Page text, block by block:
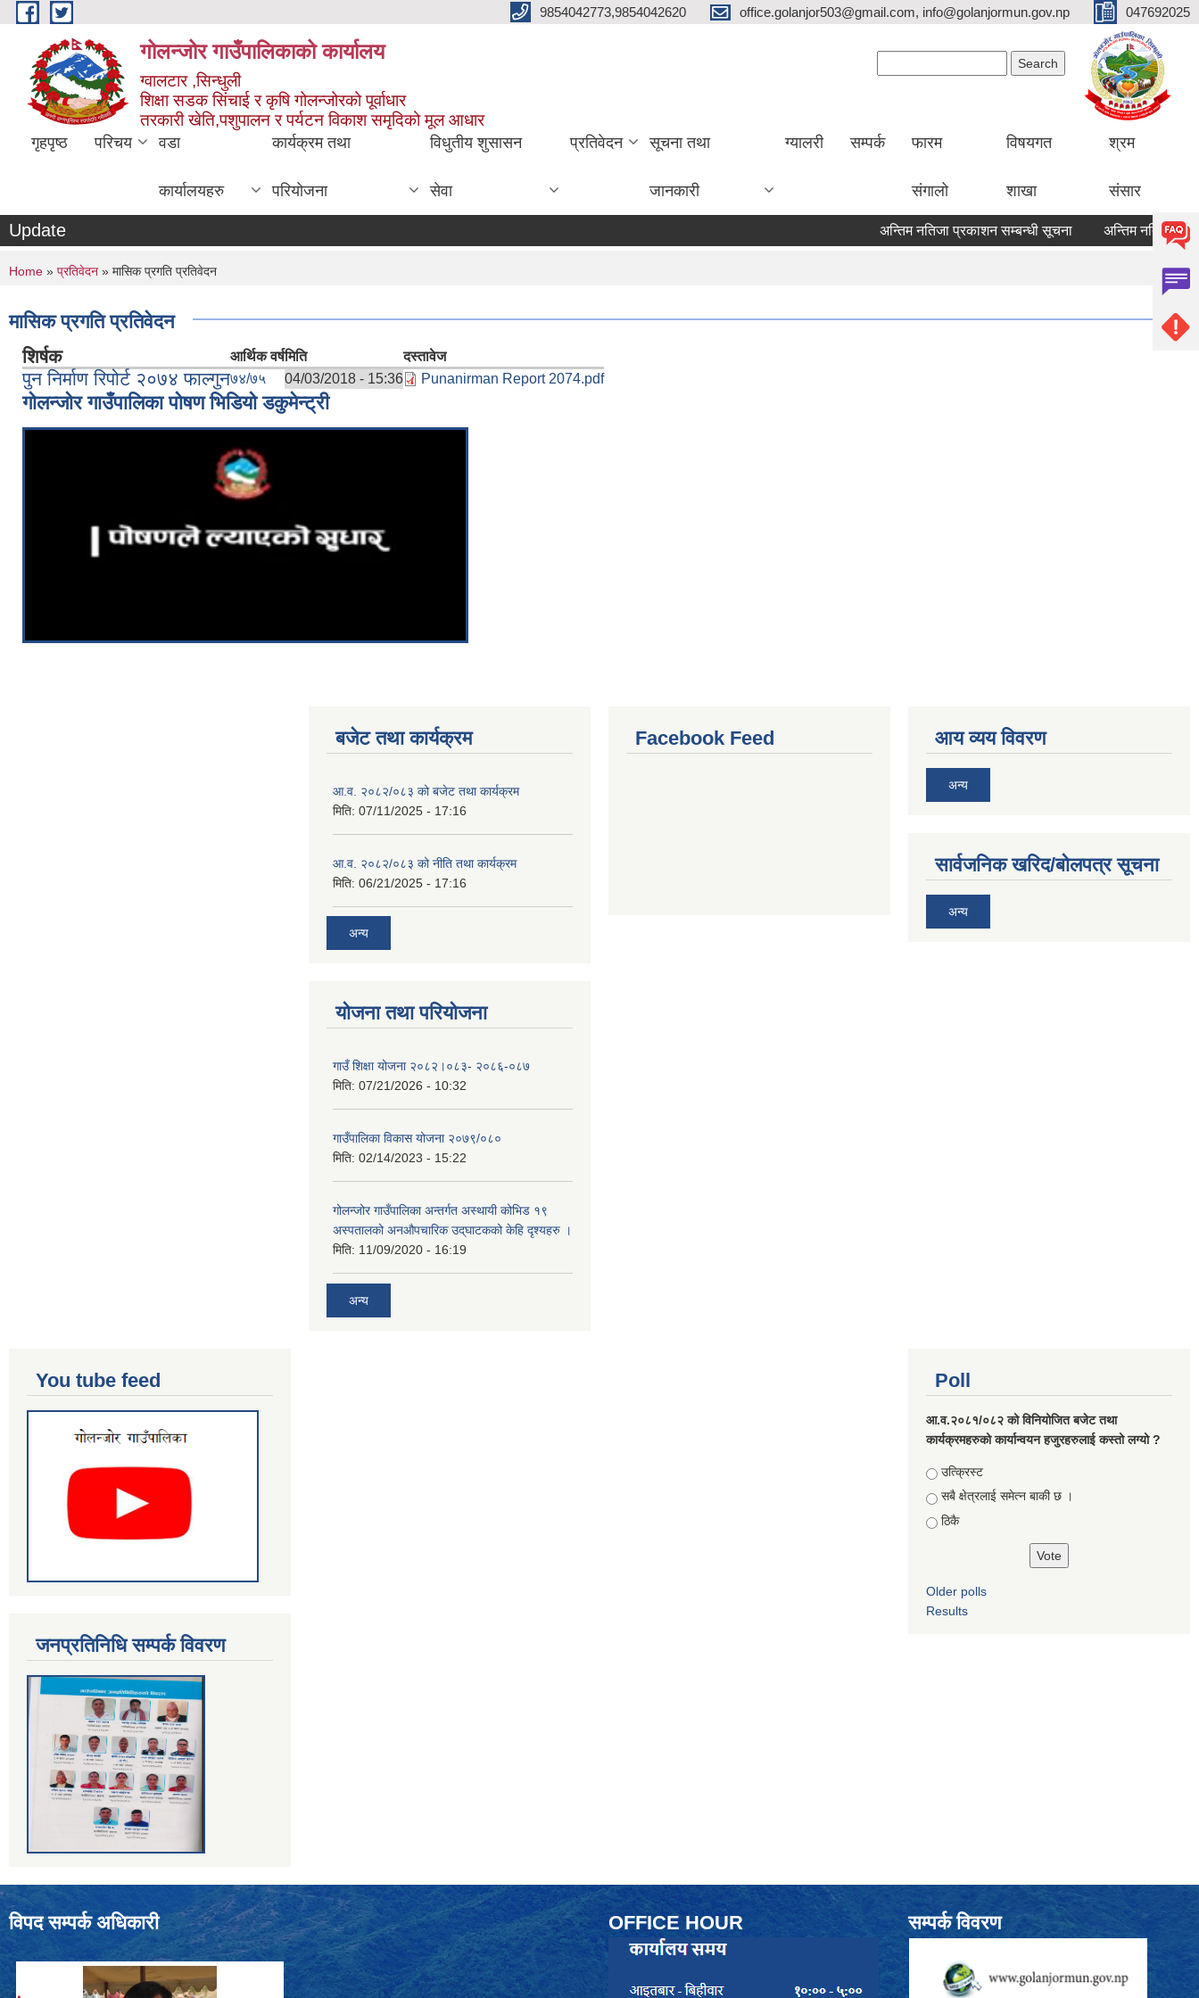
Skip to main content 9854042773,9854042620 office.golanjor503@gmail.com, info@golanjormun.gov.np 047692025
गोलन्जोर गाउँपालिकाको कार्यालय
ग्वालटार ,सिन्धुली
शिक्षा सडक सिंचाई र कृषि गोलन्जोरको पूर्वाधार
तरकारी खेति,पशुपालन र पर्यटन विकाश समृदिको मूल आधार
गृहपृष्ठ परिचय वडा
कार्यालयहरु
कार्यक्रम तथा
परियोजना
विधुतीय शुसासन
सेवा
प्रतिवेदन सूचना तथा
जानकारी
ग्यालरी सम्पर्क फारम
संगालो
विषयगत
शाखा
श्रम
संसार
Update अन्तिम नतिजा प्रकाशन सम्बन्धी सूचना अन्तिम नतिजा
You are here
Home » प्रतिवेदन » मासिक प्रगति प्रतिवेदन
मासिक प्रगति प्रतिवेदन
शिर्षक आर्थिक वर्षमिति दस्तावेज
पुन निर्माण रिपोर्ट २०७४ फाल्गुन७४/७५ 04/03/2018 - 15:36 Punanirman Report 2074.pdf
गोलन्जोर गाउँपालिका पोषण भिडियो डकुमेन्ट्री
बजेट तथा कार्यक्रम
आ.व. २०८२/०८३ को बजेट तथा कार्यक्रम
मिति: 07/11/2025 - 17:16
आ.व. २०८२/०८३ को नीति तथा कार्यक्रम
मिति: 06/21/2025 - 17:16
अन्य
योजना तथा परियोजना
गाउँ शिक्षा योजना २०८२।०८३- २०८६-०८७
मिति: 07/21/2026 - 10:32
गाउँपालिका विकास योजना २०७९/०८०
मिति: 02/14/2023 - 15:22
गोलन्जोर गाउँपालिका अन्तर्गत अस्थायी कोभिड १९
अस्पतालको अनऔपचारिक उद्‌घाटकको केहि दृश्यहरु ।
मिति: 11/09/2020 - 16:19
अन्य
Facebook Feed आय व्यय विवरण
अन्य
सार्वजनिक खरिद/बोलपत्र सूचना
अन्य
You tube feed
जनप्रतिनिधि सम्पर्क विवरण
Poll
आ.व.२०८१/०८२ को विनियोजित बजेट तथा
कार्यक्रमहरुको कार्यान्वयन हजुरहरुलाई कस्तो लग्यो ?
Choices
उत्क्रिस्ट
सबै क्षेत्रलाई समेत्न बाकी छ ।
ठिकै
Older polls
Results
विपद सम्पर्क अधिकारी OFFICE HOUR सम्पर्क विवरण